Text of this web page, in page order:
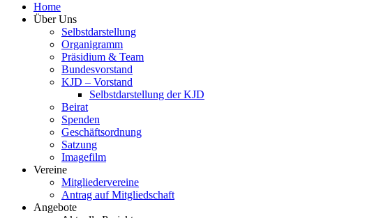
Home
Über Uns
Selbstdarstellung
Organigramm
Präsidium & Team
Bundesvorstand
KJD – Vorstand
Selbstdarstellung der KJD
Beirat
Spenden
Geschäftsordnung
Satzung
Imagefilm
Vereine
Mitgliedervereine
Antrag auf Mitgliedschaft
Angebote